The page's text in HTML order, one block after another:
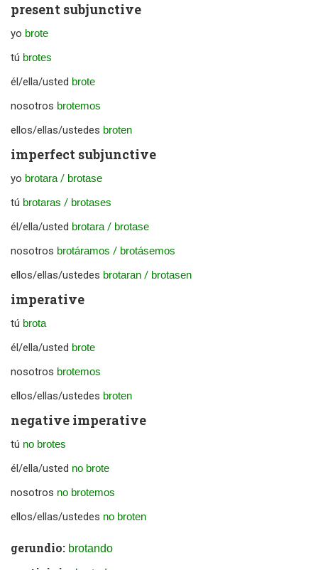
present subjunctive
yo brote
tú brotes
él/ella/usted brote
nosotros brotemos
ellos/ellas/ustedes broten
imperfect subjunctive
yo brotara/ brotase
tú brotaras / brotases
él/ella/usted brotara/ brotase
nosotros brotáramos / brotásemos
ellos/ellas/ustedes brotaran / brotasen
imperative
tú brota
él/ella/usted brote
nosotros brotemos
ellos/ellas/ustedes broten
negative imperative
tú no brotes
él/ella/usted no brote
nosotros no brotemos
ellos/ellas/ustedes no broten
gerundio: brotando